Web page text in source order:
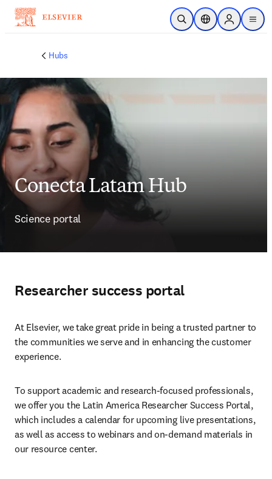
Skip to main content
Open SearchLocation Selector
Sign in to
menu
Hubs
Conecta Latam Hub
Science portal
Researcher success portal
At Elsevier, we take great pride in being a trusted partner to
the communities we serve and in enhancing the customer
experience.
To support academic and research-focused professionals,
we offer you the Latin America Researcher Success Portal,
which includes a calendar for upcoming live presentations,
as well as access to webinars and on-demand materials in
our resource center.